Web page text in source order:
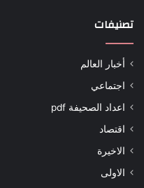
تصنيفات
أخبار العالم
اجتماعي
اعداد الصحيفة pdf
اقتصاد
الاخيرة
الاولى